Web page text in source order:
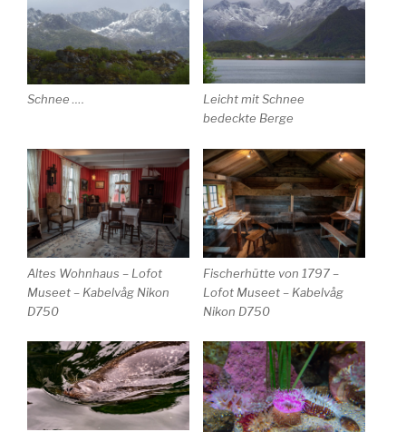
Schnee ….
Leicht mit Schnee
bedeckte Berge
Altes Wohnhaus – Lofot
Museet – Kabelvåg Nikon
D750
Fischerhütte von 1797 –
Lofot Museet – Kabelvåg
Nikon D750